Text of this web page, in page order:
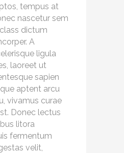
tempus at
nascetur sem
dictum
A
ligula
laoreet ut
sapien
aptent arcu
vivamus curae
Donec lectus
litora
fermentum
velit,